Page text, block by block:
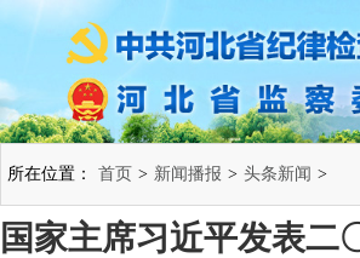
所在位置： 首页 > 新闻播报 > 头条新闻 >
国家主席习近平发表二